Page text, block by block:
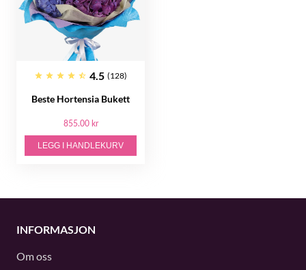
4.5 (128)
Beste Hortensia Bukett
855.00 kr
LEGG I HANDLEKURV
INFORMASJON
Om oss